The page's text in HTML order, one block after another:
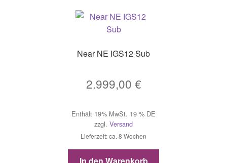
Near NE IGS12 Sub
2.999,00 €
Enthält 19% MwSt. 19 % DE
zzgl. Versand
Lieferzeit: ca. 8 Wochen